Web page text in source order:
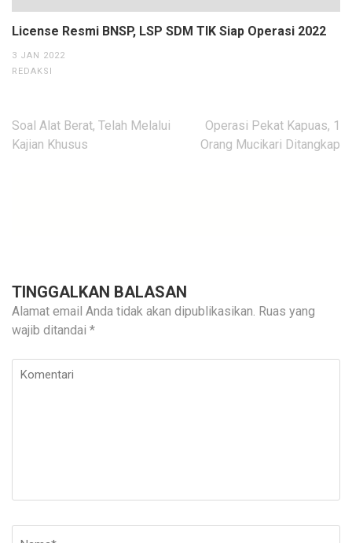
License Resmi BNSP, LSP SDM TIK Siap Operasi 2022
3 JAN 2022
REDAKSI
Navigasi
pos
Soal Alat Berat, Telah Melalui
Kajian Khusus
Operasi Pekat Kapuas, 1
Orang Mucikari Ditangkap
TINGGALKAN BALASAN
Alamat email Anda tidak akan dipublikasikan. Ruas yang
wajib ditandai *
Komentari